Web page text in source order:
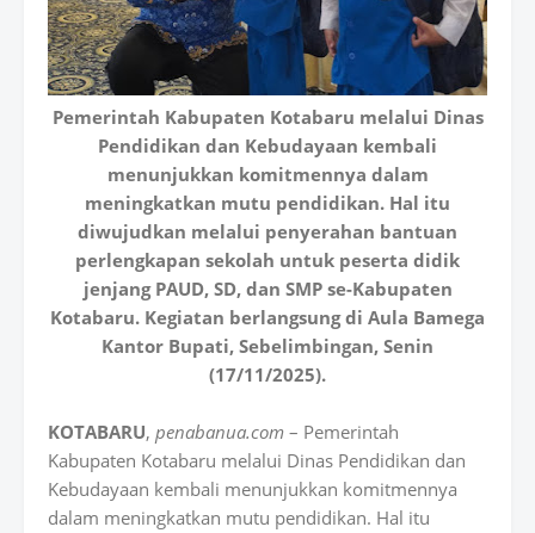
Pemerintah Kabupaten Kotabaru melalui Dinas
Pendidikan dan Kebudayaan kembali
menunjukkan komitmennya dalam
meningkatkan mutu pendidikan. Hal itu
diwujudkan melalui penyerahan bantuan
perlengkapan sekolah untuk peserta didik
jenjang PAUD, SD, dan SMP se-Kabupaten
Kotabaru. Kegiatan berlangsung di Aula Bamega
Kantor Bupati, Sebelimbingan, Senin
(17/11/2025).
KOTABARU, penabanua.com – Pemerintah
Kabupaten Kotabaru melalui Dinas Pendidikan dan
Kebudayaan kembali menunjukkan komitmennya
dalam meningkatkan mutu pendidikan. Hal itu